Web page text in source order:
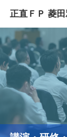
HOME
正直FPとは
YouTube
コラム